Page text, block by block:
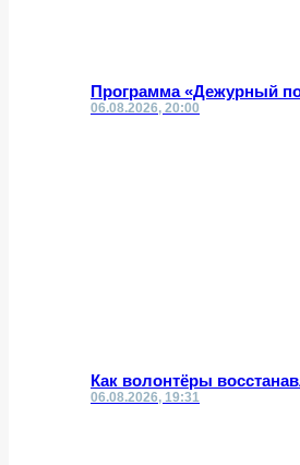
Программа «Дежурный по
06.08.2026, 20:00
Как волонтёры
06.08.2026, 19:31